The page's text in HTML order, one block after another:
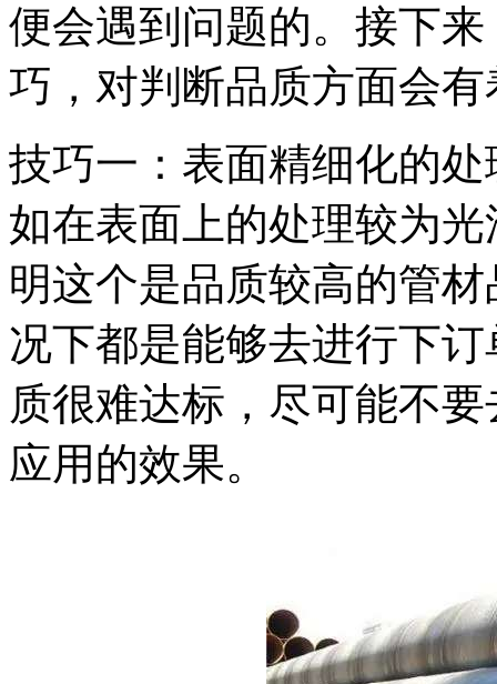
便会遇到问题的。接下
巧，对判断品质方面会
技巧一：表面精细化的
如在表面上的处理较为
明这个是品质较高的管
况下都是能够去进行下
质很难达标，尽可能不
应用的效果。